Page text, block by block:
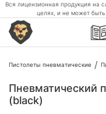
Вся лицензионная продукция на
целях, и не может
Пистолеты пневматические
Пневматический
(black)